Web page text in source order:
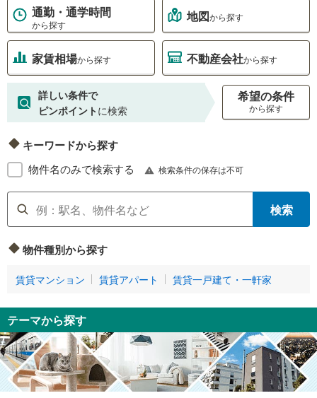
通勤・通学時間
から探す
地図から探す
家賃相場から探す 不動産会社から探す
詳しい条件で
ピンポイントに検索
希望の条件
から探す
キーワードから探す
物件名のみで検索する 検索条件の保存は不可
検索
物件種別から探す
賃貸マンション 賃貸アパート 賃貸一戸建て・一軒家
テーマから探す